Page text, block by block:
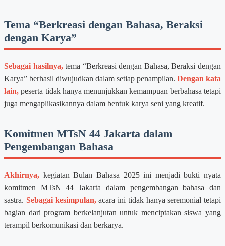
Tema “Berkreasi dengan Bahasa, Beraksi
dengan Karya”
Sebagai hasilnya,tema “Berkreasi dengan Bahasa, Beraksi dengan
Karya” berhasil diwujudkan dalam setiap penampilan. Dengan kata
lain, peserta tidak hanya menunjukkan kemampuan berbahasa tetapi
juga mengaplikasikannya dalam bentuk karya seni yang kreatif.
Komitmen MTsN 44 Jakarta dalam
Pengembangan Bahasa
Akhirnya, kegiatan Bulan Bahasa 2025 ini menjadi bukti nyata
komitmen MTsN 44 Jakarta dalam pengembangan bahasa dan
sastra. Sebagai kesimpulan,acara ini tidak hanya seremonial tetapi
bagian dari program berkelanjutan untuk menciptakan siswa yang
terampil berkomunikasi dan berkarya.